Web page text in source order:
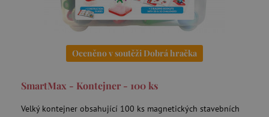
Oceněno v soutěži Dobrá hračka
SmartMax - Kontejner - 100 ks
Velký kontejner obsahující 100 ks magnetických stavebních